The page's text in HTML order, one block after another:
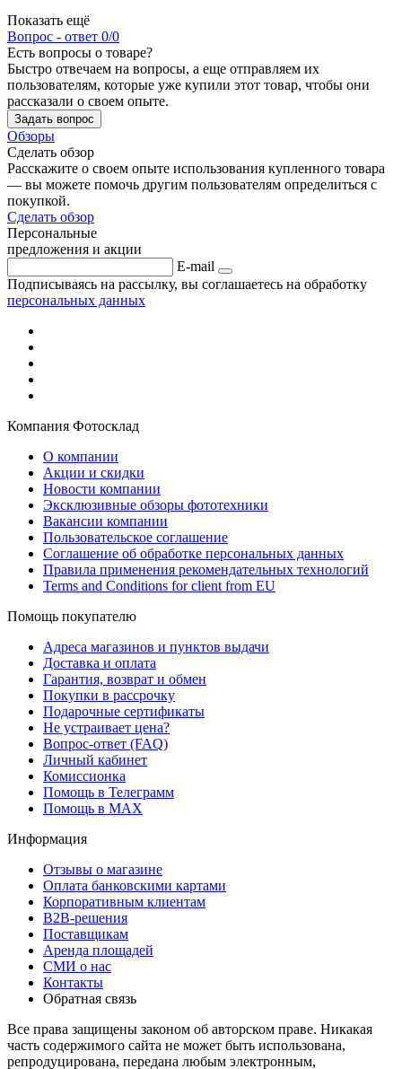
Показать ещё
Вопрос - ответ 0/0
Есть вопросы о товаре?
Быстро отвечаем на вопросы, а еще отправляем их
пользователям, которые уже купили этот товар, чтобы они
рассказали о своем опыте.
Задать вопрос
Обзоры
Сделать обзор
Расскажите о своем опыте использования купленного товара
— вы можете помочь другим пользователям определиться с
покупкой.
Сделать обзор
Персональные
предложения и акции
E-mail
Подписываясь на рассылку, вы соглашаетесь на обработку
персональных данных
Компания Фотосклад
О компании
Акции и скидки
Новости компании
Эксклюзивные обзоры фототехники
Вакансии компании
Пользовательское соглашение
Соглашение об обработке персональных данных
Правила применения рекомендательных технологий
Terms and Conditions for client from EU
Помощь покупателю
Адреса магазинов и пунктов выдачи
Доставка и оплата
Гарантия, возврат и обмен
Покупки в рассрочку
Подарочные сертификаты
Не устраивает цена?
Вопрос-ответ (FAQ)
Личный кабинет
Комиссионка
Помощь в Телеграмм
Помощь в MAX
Информация
Отзывы о магазине
Оплата банковскими картами
Корпоративным клиентам
B2B-решения
Поставщикам
Аренда площадей
СМИ о нас
Контакты
Обратная связь
Все права защищены законом об авторском праве. Никакая
часть содержимого сайта не может быть использована,
репродуцирована, передана любым электронным,